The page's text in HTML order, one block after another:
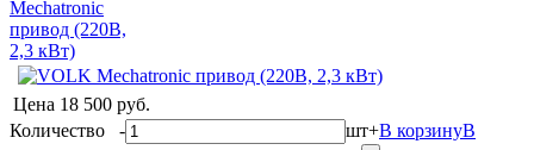
Цена 18 500 руб.
Количество - шт+В корзинуВ